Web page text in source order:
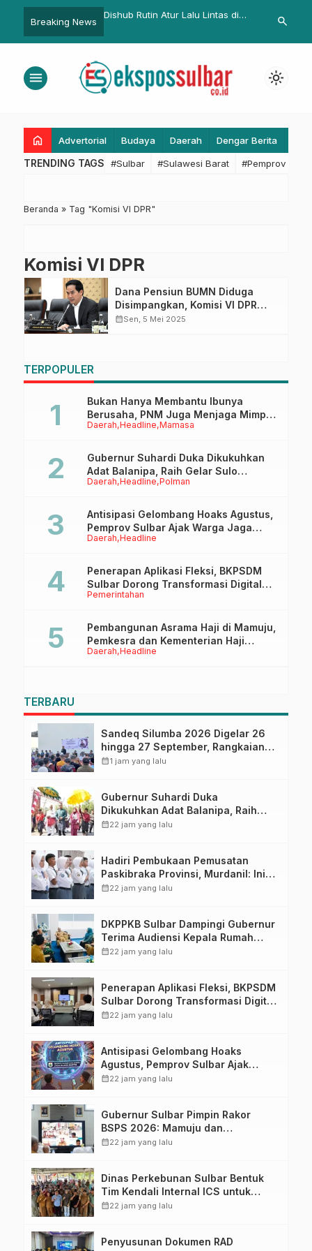
Breaking News
Dishub Rutin Atur Lalu Lintas di
Komitmen Jaga Kestabilan
Olahraga
Pelayanan
search
menu light_mode
home Advertorial Budaya Daerah Dengar Berita
TRENDING TAGS #Sulbar #Sulawesi Barat #Pemprov
Beranda » Tag "Komisi VI DPR"
Komisi VI DPR
Dana Pensiun BUMN Diduga
Disimpangkan, Komisi VI DPR
Siap Panggil KemenBUMN
calendar_monthSen, 5 Mei 2025
TERPOPULER
Daerah Headline Mamasa
Bukan Hanya Membantu Ibunya
Berusaha, PNM Juga Menjaga Mimpi
Anaknya Untuk Menggapai Cita-Cita
Daerah Headline Polman
Gubernur Suhardi Duka Dikukuhkan
Adat Balanipa, Raih Gelar Sulo
Tappidena
Daerah Headline
Antisipasi Gelombang Hoaks Agustus,
Pemprov Sulbar Ajak Warga Jaga
Ruang Digital
Pemerintahan
Penerapan Aplikasi Fleksi, BKPSDM
Sulbar Dorong Transformasi Digital
Sistem Kehadiran ASN
Daerah Headline
Pembangunan Asrama Haji di Mamuju,
Pemkesra dan Kementerian Haji
Sulbar Tinjau Lokasi
TERBARU
Sandeq Silumba 2026 Digelar 26
hingga 27 September, Rangkaian
HUT Sulbar
calendar_month1 jam yang lalu
Gubernur Suhardi Duka
Dikukuhkan Adat Balanipa, Raih
Gelar Sulo Tappidena
calendar_month22 jam yang lalu
Hadiri Pembukaan Pemusatan
Paskibraka Provinsi, Murdanil: Ini
Membentuk Karakter Hingga
calendar_month22 jam yang lalu
DKPPKB Sulbar Dampingi Gubernur
Terima Audiensi Kepala Rumah
Sakit TK. III Punggawa Malolo
calendar_month22 jam yang lalu
Penerapan Aplikasi Fleksi, BKPSDM
Sulbar Dorong Transformasi Digital
Sistem Kehadiran ASN
calendar_month22 jam yang lalu
Antisipasi Gelombang Hoaks
Agustus, Pemprov Sulbar Ajak
Warga Jaga Ruang Digital
calendar_month22 jam yang lalu
Gubernur Sulbar Pimpin Rakor
BSPS 2026: Mamuju dan
Pasangkayu Masih Nol Realisasi
calendar_month22 jam yang lalu
Dinas Perkebunan Sulbar Bentuk
Tim Kendali Internal ICS untuk
Dukung Sertifikasi ISPO Pekebun di
calendar_month22 jam yang lalu
Penyusunan Dokumen RAD